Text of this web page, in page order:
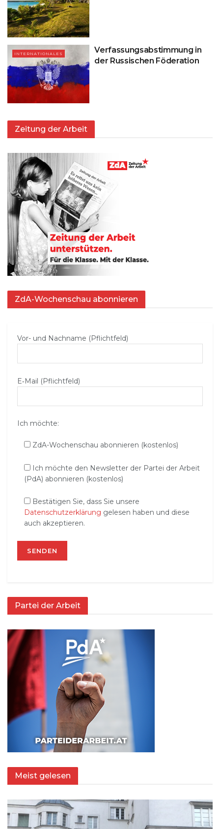
INTERNATIONALES
Verfassungsabstimmung in
der Russischen Föderation
Zeitung der Arbeit
ZdA-Wochenschau abonnieren
Vor- und Nachname (Pflichtfeld)
E‑Mail (Pflichtfeld)
Ich möchte:
ZdA-Wochenschau abonnieren (kostenlos)
Ich möchte den Newsletter der Partei der Arbeit
(PdA) abonnieren (kostenlos)
Bestätigen Sie, dass Sie unsere
Datenschutzerklärung gelesen haben und diese
auch akzeptieren.
Partei der Arbeit
Meist gelesen